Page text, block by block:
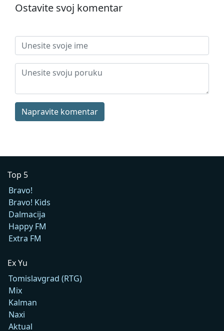
Ostavite svoj komentar
Napravite komentar
Top 5
Bravo!
Bravo! Kids
Dalmacija
Happy FM
Extra FM
Ex Yu
Tomislavgrad (RTG)
Mix
Kalman
Naxi
Aktual